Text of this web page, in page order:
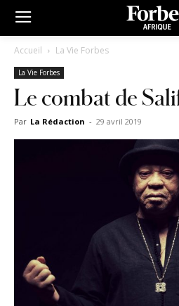
Accueil La Vie Forbes
La Vie Forbes
Le combat de
Par La Rédaction - 29 avril 2019